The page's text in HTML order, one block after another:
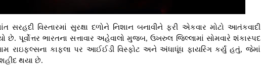
સરહદી વિસ્તારમાં સુરક્ષા દળોને નિશાન બનાવીને ફરી એકવાર મોટો આતંકવાદી
છે. પૂર્વોત્તર ભારતના સત્તાવાર અહેવાલો મુજબ, ઉખરુલ જિલ્લામાં સોમવારે શંકાસ્પદ
રાઇફલ્સના કાફલા પર આઈઈડી વિસ્ફોટ અને અંધાધૂંધ ફાયરિંગ કર્યું હતું, જેમાં
થયા છે.